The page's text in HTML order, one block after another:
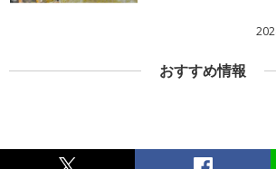
おすすめ情報